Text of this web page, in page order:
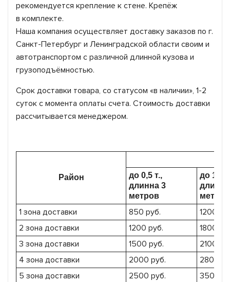
рекомендуется крепление к стене. Крепёж
в комплекте.
Наша компания осуществляет доставку заказов по г.
Санкт-Петербург и Ленинградской области своим и
автотранспортом с различной длинной кузова и
грузоподъёмностью.
Срок доставки товара, со статусом «в наличии», 1-2
суток с момента оплаты счета. Стоимость доставки
рассчитывается менеджером.
Район
до 0,5 т.,
длинна 3
метров
до 1,5
метров
1 зона доставки 850 руб.
1200
2 зона доставки
1200 руб.
1800
3 зона доставки
1500 руб.
2100
4 зона доставки
2000 руб.
2800
5 зона доставки
2500 руб.
3500